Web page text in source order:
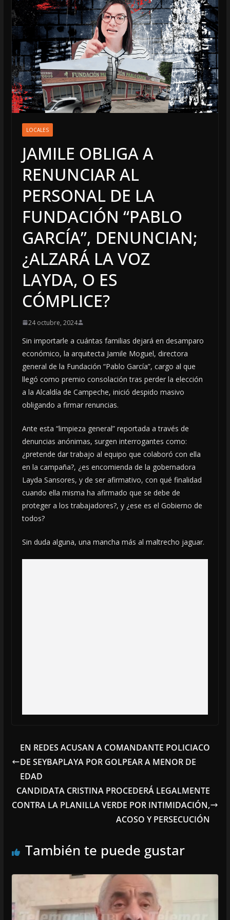
LOCALES
JAMILE OBLIGA A
RENUNCIAR AL
PERSONAL DE LA
FUNDACIÓN “PABLO
GARCÍA”, DENUNCIAN;
¿ALZARÁ LA VOZ
LAYDA, O ES
CÓMPLICE?
24 octubre, 2024
Sin importarle a cuántas familias dejará en desamparo
económico, la arquitecta Jamile Moguel, directora
general de la Fundación “Pablo García”, cargo al que
llegó como premio consolación tras perder la elección
a la Alcaldía de Campeche, inició despido masivo
obligando a firmar renuncias.
Ante esta “limpieza general” reportada a través de
denuncias anónimas, surgen interrogantes como:
¿pretende dar trabajo al equipo que colaboró con ella
en la campaña?, ¿es encomienda de la gobernadora
Layda Sansores, y de ser afirmativo, con qué finalidad
cuando ella misma ha afirmado que se debe de
proteger a los trabajadores?, y ¿ese es el Gobierno de
todos?
Sin duda alguna, una mancha más al maltrecho jaguar.
EN REDES ACUSAN A COMANDANTE POLICIACO
DE SEYBAPLAYA POR GOLPEAR A MENOR DE
EDAD
CANDIDATA CRISTINA PROCEDERÁ LEGALMENTE
CONTRA LA PLANILLA VERDE POR INTIMIDACIÓN,
ACOSO Y PERSECUCIÓN
También te puede gustar